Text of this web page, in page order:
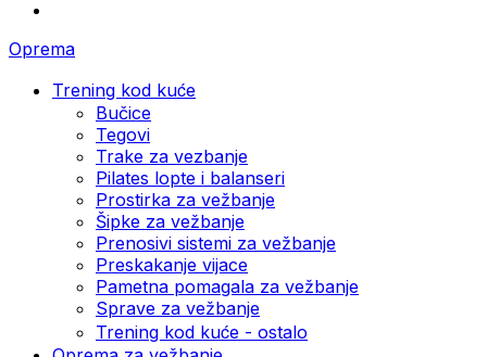
Oprema
Trening kod kuće
Bučice
Tegovi
Trake za vezbanje
Pilates lopte i balanseri
Prostirka za vežbanje
Šipke za vežbanje
Prenosivi sistemi za vežbanje
Preskakanje vijace
Pametna pomagala za vežbanje
Sprave za vežbanje
Trening kod kuće - ostalo